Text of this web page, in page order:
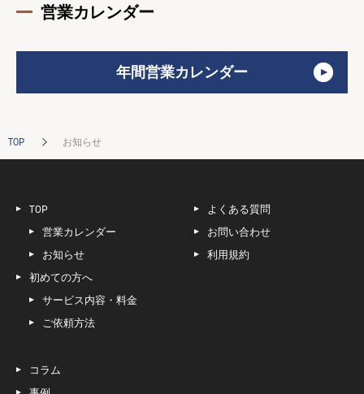
TOP お知らせ
営業カレンダー
年間営業カレンダー
TOP
営業カレンダー
お知らせ
初めての方へ
サービス内容・料金
ご依頼方法
よくある質問
お問い合わせ
利用規約
コラム